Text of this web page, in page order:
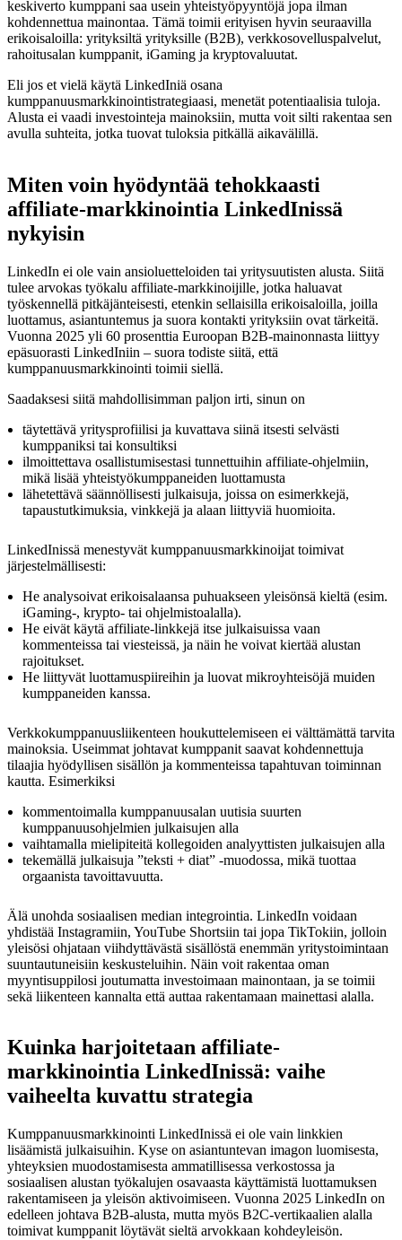
keskiverto kumppani saa usein yhteistyöpyyntöjä jopa ilman
kohdennettua mainontaa. Tämä toimii erityisen hyvin seuraavilla
erikoisaloilla: yrityksiltä yrityksille (B2B), verkkosovelluspalvelut,
rahoitusalan kumppanit, iGaming ja kryptovaluutat.
Eli jos et vielä käytä LinkedIniä osana
kumppanuusmarkkinointistrategiaasi, menetät potentiaalisia tuloja.
Alusta ei vaadi investointeja mainoksiin, mutta voit silti rakentaa sen
avulla suhteita, jotka tuovat tuloksia pitkällä aikavälillä.
Miten voin hyödyntää tehokkaasti
affiliate-markkinointia LinkedInissä
nykyisin
LinkedIn ei ole vain ansioluetteloiden tai yritysuutisten alusta. Siitä
tulee arvokas työkalu affiliate-markkinoijille, jotka haluavat
työskennellä pitkäjänteisesti, etenkin sellaisilla erikoisaloilla, joilla
luottamus, asiantuntemus ja suora kontakti yrityksiin ovat tärkeitä.
Vuonna 2025 yli 60 prosenttia Euroopan B2B-mainonnasta liittyy
epäsuorasti LinkedIniin – suora todiste siitä, että
kumppanuusmarkkinointi toimii siellä.
Saadaksesi siitä mahdollisimman paljon irti, sinun on
täytettävä yritysprofiilisi ja kuvattava siinä itsesti selvästi
kumppaniksi tai konsultiksi
ilmoittettava osallistumisestasi tunnettuihin affiliate-ohjelmiin,
mikä lisää yhteistyökumppaneiden luottamusta
lähetettävä säännöllisesti julkaisuja, joissa on esimerkkejä,
tapaustutkimuksia, vinkkejä ja alaan liittyviä huomioita.
LinkedInissä menestyvät kumppanuusmarkkinoijat toimivat
järjestelmällisesti:
He analysoivat erikoisalaansa puhuakseen yleisönsä kieltä (esim.
iGaming-, krypto- tai ohjelmistoalalla).
He eivät käytä affiliate-linkkejä itse julkaisuissa vaan
kommenteissa tai viesteissä, ja näin he voivat kiertää alustan
rajoitukset.
He liittyvät luottamuspiireihin ja luovat mikroyhteisöjä muiden
kumppaneiden kanssa.
Verkkokumppanuusliikenteen houkuttelemiseen ei välttämättä tarvita
mainoksia. Useimmat johtavat kumppanit saavat kohdennettuja
tilaajia hyödyllisen sisällön ja kommenteissa tapahtuvan toiminnan
kautta. Esimerkiksi
kommentoimalla kumppanuusalan uutisia suurten
kumppanuusohjelmien julkaisujen alla
vaihtamalla mielipiteitä kollegoiden analyyttisten julkaisujen alla
tekemällä julkaisuja ”teksti + diat” -muodossa, mikä tuottaa
orgaanista tavoittavuutta.
Älä unohda sosiaalisen median integrointia. LinkedIn voidaan
yhdistää Instagramiin, YouTube Shortsiin tai jopa TikTokiin, jolloin
yleisösi ohjataan viihdyttävästä sisällöstä enemmän yritystoimintaan
suuntautuneisiin keskusteluihin. Näin voit rakentaa oman
myyntisuppilosi joutumatta investoimaan mainontaan, ja se toimii
sekä liikenteen kannalta että auttaa rakentamaan mainettasi alalla.
Kuinka harjoitetaan affiliate-
markkinointia LinkedInissä: vaihe
vaiheelta kuvattu strategia
Kumppanuusmarkkinointi LinkedInissä ei ole vain linkkien
lisäämistä julkaisuihin. Kyse on asiantuntevan imagon luomisesta,
yhteyksien muodostamisesta ammatillisessa verkostossa ja
sosiaalisen alustan työkalujen osavaasta käyttämistä luottamuksen
rakentamiseen ja yleisön aktivoimiseen. Vuonna 2025 LinkedIn on
edelleen johtava B2B-alusta, mutta myös B2C-vertikaalien alalla
toimivat kumppanit löytävät sieltä arvokkaan kohdeyleisön.